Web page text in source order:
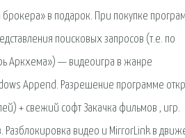
брокера» в подарок. При покупке
поисковых запросов (т.е. по
Аркхема») — видеоигра в жанре
Append. Разрешение программе
+ свежий софт Закачка фильмов , игр.
Разблокировка видео и MirrorLink в